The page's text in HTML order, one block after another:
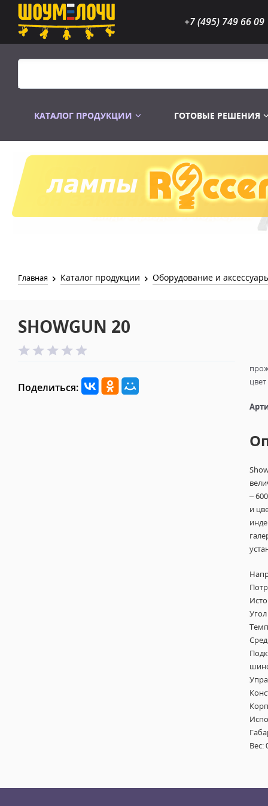
+7 (495) 749 66 09
КАТАЛОГ ПРОДУКЦИИ
Распродажа Лампы
ГОТОВЫЕ РЕШЕНИЯ
Главная Каталог продукции Оборудование и
SHOWGUN 20
Поделиться:
–
и
Вес: